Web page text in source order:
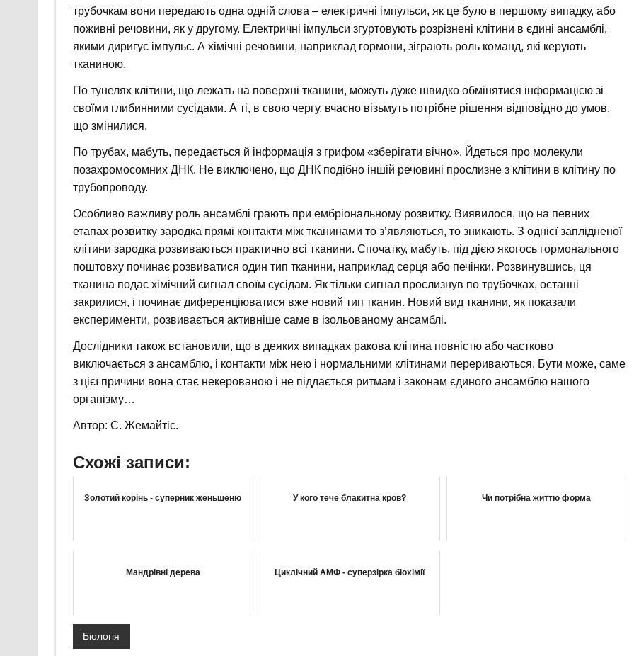
трубочкам вони передають одна одній слова – електричні імпульси, як це було в першому випадку, або
поживні речовини, як у другому. Електричні імпульси згуртовують розрізнені клітини в єдині ансамблі,
якими диригує імпульс. А хімічні речовини, наприклад гормони, зіграють роль команд, які керують
тканиною.
По тунелях клітини, що лежать на поверхні тканини, можуть дуже швидко обмінятися інформацією зі
своїми глибинними сусідами. А ті, в свою чергу, вчасно візьмуть потрібне рішення відповідно до умов,
що змінилися.
По трубах, мабуть, передається й інформація з грифом «зберігати вічно». Йдеться про молекули
позахромосомних ДНК. Не виключено, що ДНК подібно іншій речовині прослизне з клітини в клітину по
трубопроводу.
Особливо важливу роль ансамблі грають при ембріональному розвитку. Виявилося, що на певних
етапах розвитку зародка прямі контакти між тканинами то з’являються, то зникають. З однієї заплідненої
клітини зародка розвиваються практично всі тканини. Спочатку, мабуть, під дією якогось гормонального
поштовху починає розвиватися один тип тканини, наприклад серця або печінки. Розвинувшись, ця
тканина подає хімічний сигнал своїм сусідам. Як тільки сигнал прослизнув по трубочках, останні
закрилися, і починає диференціюватися вже новий тип тканин. Новий вид тканини, як показали
експерименти, розвивається активніше саме в ізольованому ансамблі.
Дослідники також встановили, що в деяких випадках ракова клітина повністю або частково
виключається з ансамблю, і контакти між нею і нормальними клітинами перериваються. Бути може, саме
з цієї причини вона стає некерованою і не піддається ритмам і законам єдиного ансамблю нашого
організму…
Автор: С. Жемайтіс.
Схожі записи:
Золотий корінь - суперник женьшеню У кого тече блакитна кров? Чи потрібна життю форма
Мандрівні дерева Циклічний АМФ - суперзірка біохімії
Біологія